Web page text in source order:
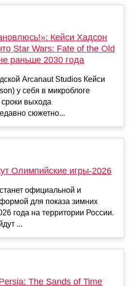
Кейси Хадсон
Star Wars: Fate of the Old
раньше 2030 года
Arcanaut Studios Кейси
у себя в микроблоге
выхода
сюжетно...
Олимпийские игры-2026
официальной и
для показа зимних
года на территории России.
...
The Sands of Time